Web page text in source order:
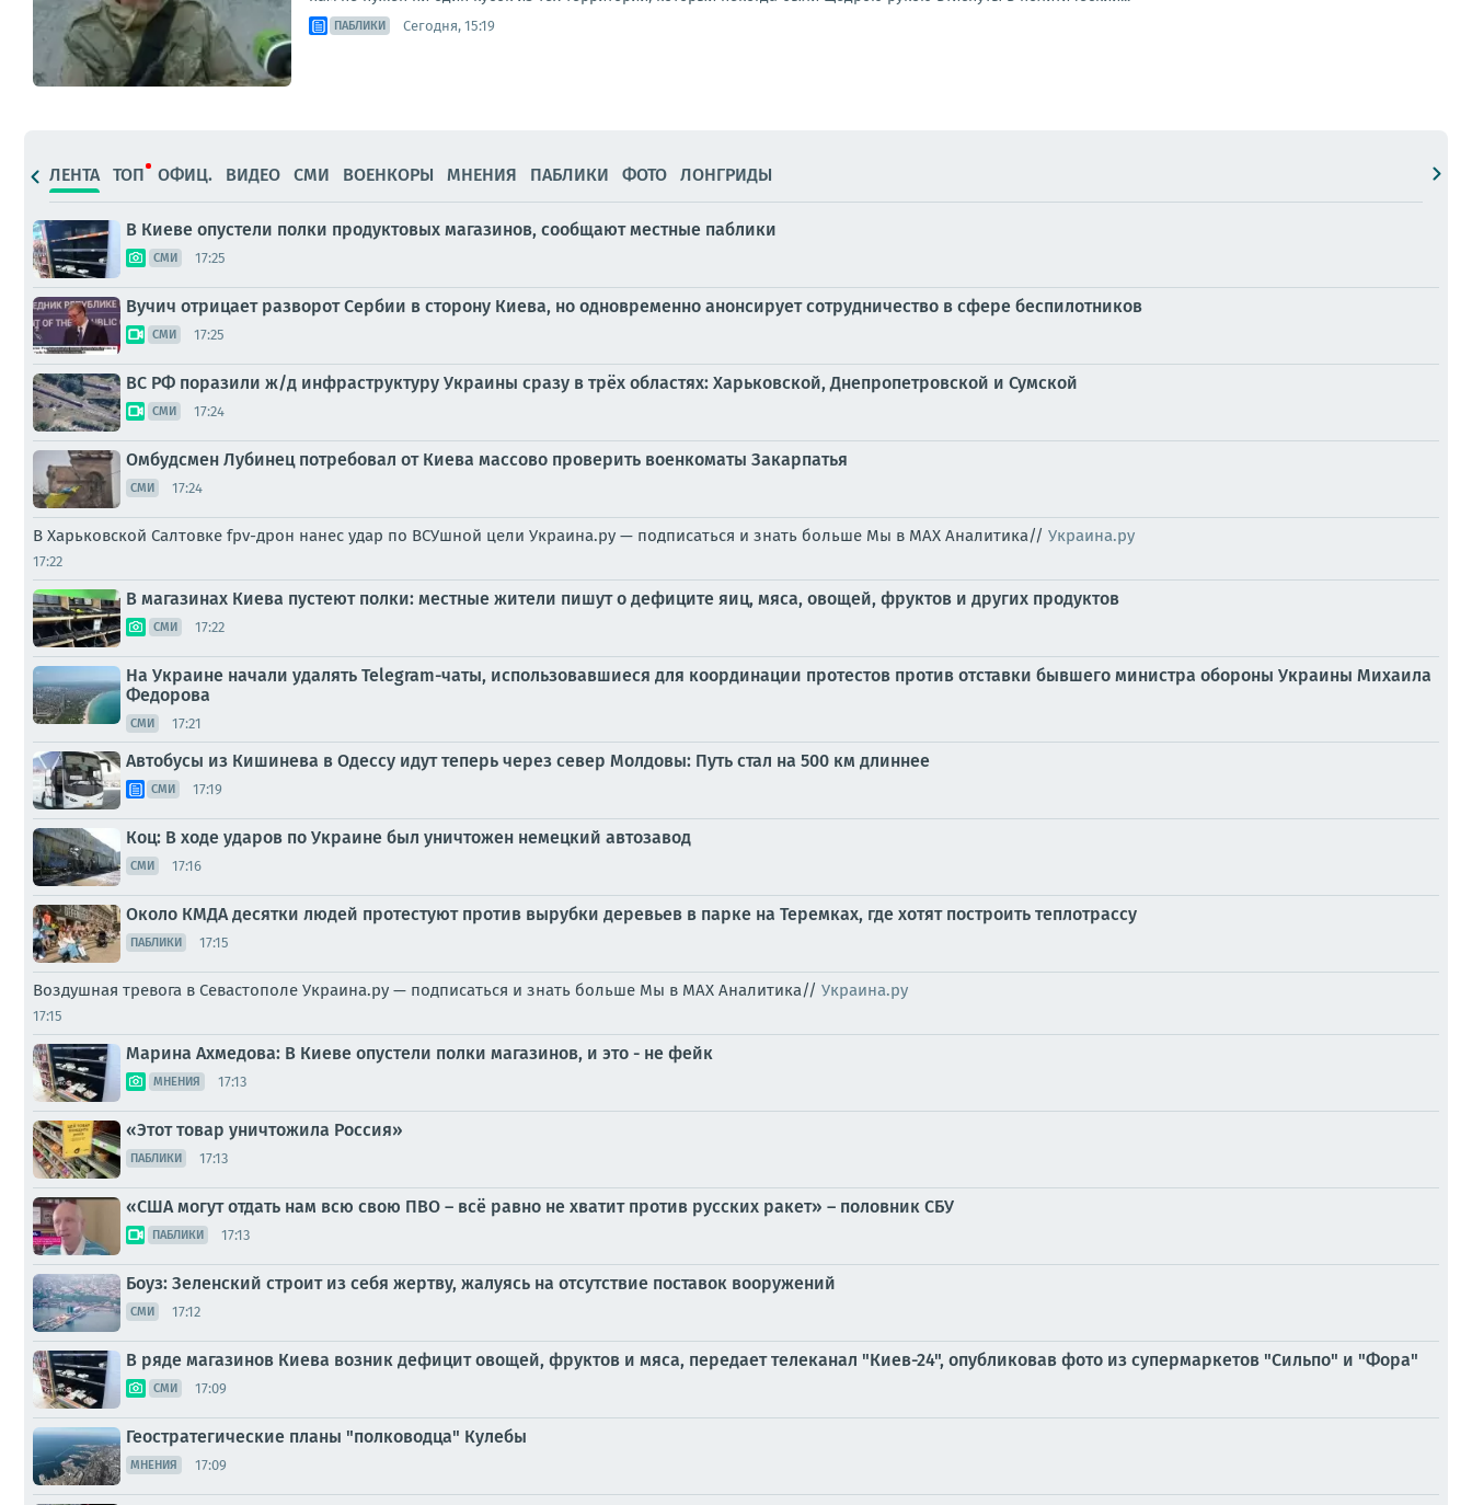
ПАБЛИКИ Сегодня, 15:19
ЛЕНТА ТОП ОФИЦ. ВИДЕО СМИ ВОЕНКОРЫ МНЕНИЯ ПАБЛИКИ ФОТО ЛОНГРИДЫ
В Киеве опустели полки продуктовых магазинов, сообщают местные паблики
СМИ 17:25
Вучич отрицает разворот Сербии в сторону Киева, но одновременно анонсирует сотрудничество в сфере беспилотников
СМИ 17:25
ВС РФ поразили ж/д инфраструктуру Украины сразу в трёх областях: Харьковской, Днепропетровской и Сумской
СМИ 17:24
Омбудсмен Лубинец потребовал от Киева массово проверить военкоматы Закарпатья
СМИ 17:24
В Харьковской Салтовке fpv-дрон нанес удар по ВСУшной цели Украина.ру — подписаться и знать больше Мы в MAX Аналитика// Украина.ру
17:22
В магазинах Киева пустеют полки: местные жители пишут о дефиците яиц, мяса, овощей, фруктов и других продуктов
СМИ 17:22
На Украине начали удалять Telegram-чаты, использовавшиеся для координации протестов против отставки бывшего министра обороны Украины Михаила
Федорова
СМИ 17:21
Автобусы из Кишинева в Одессу идут теперь через север Молдовы: Путь стал на 500 км длиннее
СМИ 17:19
Коц: В ходе ударов по Украине был уничтожен немецкий автозавод
СМИ 17:16
Около КМДА десятки людей протестуют против вырубки деревьев в парке на Теремках, где хотят построить теплотрассу
ПАБЛИКИ 17:15
Воздушная тревога в Севастополе Украина.ру — подписаться и знать больше Мы в MAX Аналитика// Украина.ру
17:15
Марина Ахмедова: В Киеве опустели полки магазинов, и это - не фейк
МНЕНИЯ 17:13
«Этот товар уничтожила Россия»
ПАБЛИКИ 17:13
«США могут отдать нам всю свою ПВО – всё равно не хватит против русских ракет» – половник СБУ
ПАБЛИКИ 17:13
Боуз: Зеленский строит из себя жертву, жалуясь на отсутствие поставок вооружений
СМИ 17:12
В ряде магазинов Киева возник дефицит овощей, фруктов и мяса, передает телеканал "Киев-24", опубликовав фото из супермаркетов "Сильпо" и "Фора"
СМИ 17:09
Геостратегические планы "полководца" Кулебы
МНЕНИЯ 17:09